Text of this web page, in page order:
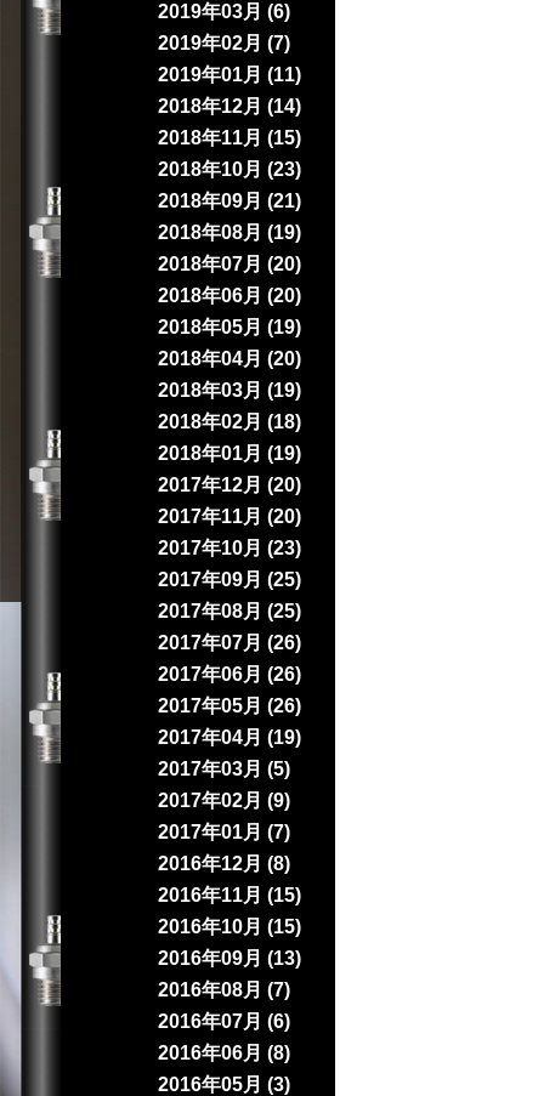
2019年03月 (6)
2019年02月 (7)
2019年01月 (11)
2018年12月 (14)
2018年11月 (15)
2018年10月 (23)
2018年09月 (21)
2018年08月 (19)
2018年07月 (20)
2018年06月 (20)
2018年05月 (19)
2018年04月 (20)
2018年03月 (19)
2018年02月 (18)
2018年01月 (19)
2017年12月 (20)
2017年11月 (20)
2017年10月 (23)
2017年09月 (25)
2017年08月 (25)
2017年07月 (26)
2017年06月 (26)
2017年05月 (26)
2017年04月 (19)
2017年03月 (5)
2017年02月 (9)
2017年01月 (7)
2016年12月 (8)
2016年11月 (15)
2016年10月 (15)
2016年09月 (13)
2016年08月 (7)
2016年07月 (6)
2016年06月 (8)
2016年05月 (3)